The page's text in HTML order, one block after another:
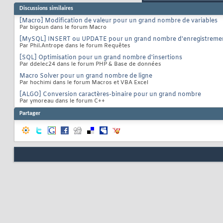
Discussions similaires
[Macro] Modification de valeur pour un grand nombre de variables
Par bigoun dans le forum Macro
[MySQL] INSERT ou UPDATE pour un grand nombre
Par Phil.Antrope dans le forum Requêtes
[SQL] Optimisation pour un grand nombre d'insertions
Par ddelec24 dans le forum PHP & Base de données
Macro Solver pour un grand nombre de ligne
Par hochimi dans le forum Macros et VBA Excel
[ALGO] Conversion caractères-binaire pour un grand nombre
Par ymoreau dans le forum C++
Partager